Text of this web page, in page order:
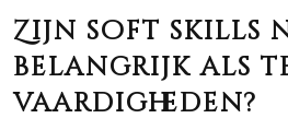
Zijn soft skills
belangrijk als
vaardigheden?